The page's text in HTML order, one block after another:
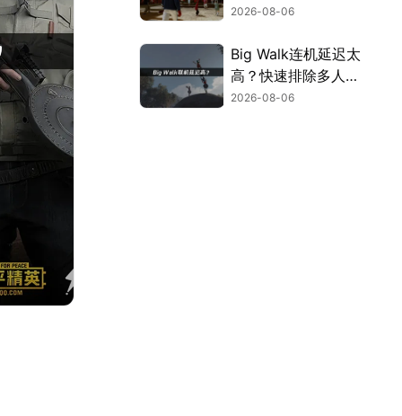
決！
2026-08-06
Big Walk连机延迟太
高？快速排除多人游
玩卡顿困扰！
2026-08-06